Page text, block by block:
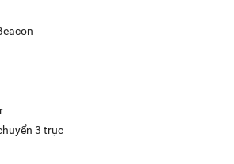
3 trục